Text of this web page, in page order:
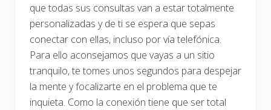
que todas sus consultas van a estar totalmente
personalizadas y de ti se espera que sepas
conectar con ellas, incluso por vía telefónica.
Para ello aconsejamos que vayas a un sitio
tranquilo, te tomes unos segundos para despejar
la mente y focalizarte en el problema que te
inquieta. Como la conexión tiene que ser total